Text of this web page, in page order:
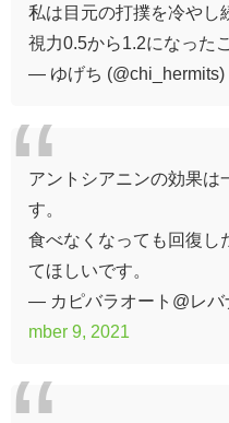
私は目元の打撲を冷やし
視力0.5から1.2になった
— ゆげち (@chi_hermits)
アントシアニンの効果は
す。
食べなくなっても回復し
てほしいです。
— カピバラオート@レバ
mber 9, 2021